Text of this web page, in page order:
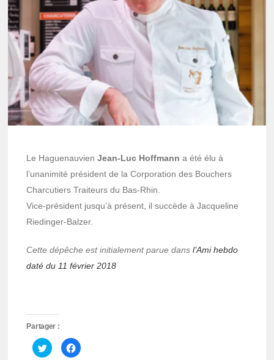
Le HaguenauvienJean-Luc Hoffmann a été élu à
l’unanimité président de la Corporation des Bouchers
Charcutiers Traiteurs du Bas-Rhin.
Vice-président jusqu’à présent, il succède à Jacqueline
Riedinger-Balzer.
Cette dépêche est initialement parue dansl’Ami hebdo
daté du 11 février 2018
Partager :
Cliquez
pour
Cliquez
pour